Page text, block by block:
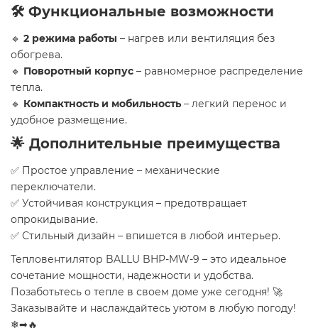
🛠 Функциональные возможности
🔹 2 режима работы – нагрев или вентиляция без
обогрева.
🔹 Поворотный корпус – равномерное распределение
тепла.
🔹 Компактность и мобильность – легкий перенос и
удобное размещение.
🌟 Дополнительные преимущества
✅ Простое управление – механические
переключатели.
✅ Устойчивая конструкция – предотвращает
опрокидывание.
✅ Стильный дизайн – впишется в любой интерьер.
Тепловентилятор BALLU BHP-MW-9 – это идеальное
сочетание мощности, надежности и удобства.
Позаботьтесь о тепле в своем доме уже сегодня! 🚀
Заказывайте и наслаждайтесь уютом в любую погоду!
❄➡🔥